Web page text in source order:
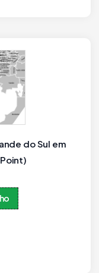
– Estados e